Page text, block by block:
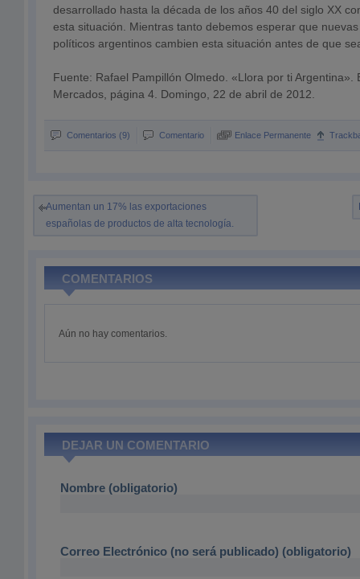
desarrollado hasta la década de los años 40 del siglo XX
esta situación. Mientras tanto debemos esperar que
políticos argentinos cambien esta situación antes de que
Fuente: Rafael Pampillón Olmedo. «Llora por ti Argentina».
Mercados, página 4. Domingo, 22 de abril de 2012.
Comentarios (9) Comentario Enlace Permanente
Aumentan un 17% las exportaciones
españolas de productos de alta tecnología.
COMENTARIOS
Aún no hay comentarios.
DEJAR UN COMENTARIO
Nombre (obligatorio)
Correo Electrónico (no será publicado) (obligatorio)